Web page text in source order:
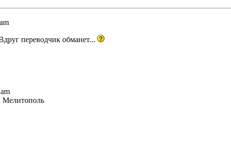
переводчик обманет...
Мелитополь